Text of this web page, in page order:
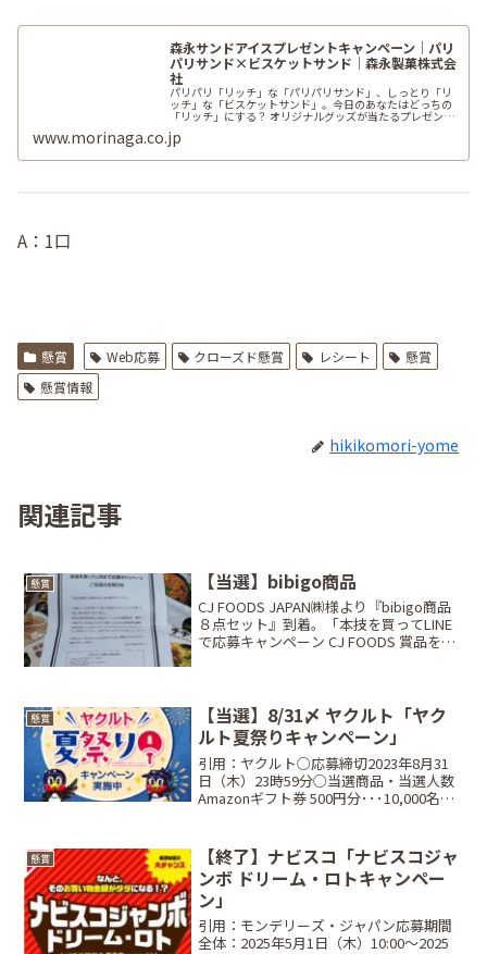
森永サンドアイスプレゼントキャンペーン｜パリ
パリサンド×ビスケットサンド｜森永製菓株式会
社
パリパリ「リッチ」な「パリパリサンド」、しっとり「リ
ッチ」な「ビスケットサンド」。今日のあなたはどっちの
「リッチ」にする？ オリジナルグッズが当たるプレゼント
www.morinaga.co.jp
A：1口
懸賞 Web応募 クローズド懸賞 レシート
懸賞
懸賞情報
hikikomori-yome
関連記事
懸賞 【当選】bibigo商品
CJ FOODS JAPAN㈱様より『bibigo商品
８点セット』到着。「本技を買ってLINE
で応募キャンペーン CJ FOODS 賞品を当
懸賞
【当選】8/31〆 ヤクルト「ヤク
ルト夏祭りキャンペーン」
引用：ヤクルト○応募締切2023年8月31
日（木）23時59分○当選商品・当選人数
Amazonギフト券 500円分･･･10,000名W
に設置してあるキャ...
懸賞
【終了】ナビスコ「ナビスコジャ
ンボ ドリーム・ロトキャンペー
ン」
引用：モンデリーズ・ジャパン応募期間
全体：2025年5月1日（木）10:00～2025